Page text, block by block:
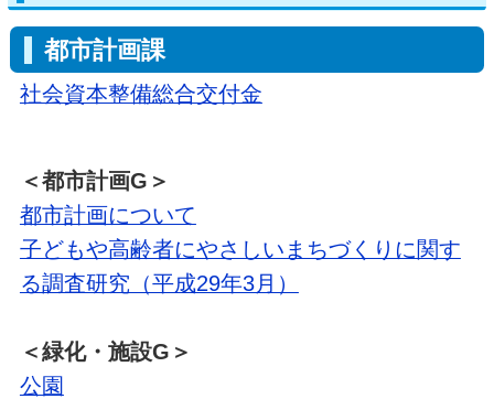
都市計画課
社会資本整備総合交付金
＜都市計画G＞
都市計画について
子どもや高齢者にやさしいまちづくりに関す
る調査研究（平成29年3月）
＜緑化・施設G＞
公園